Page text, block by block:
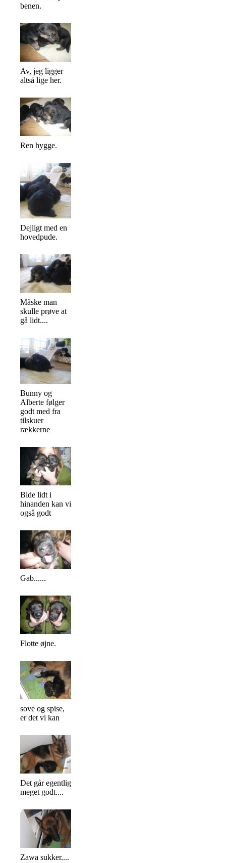
benen.
Av, jeg ligger
altså lige her.
Ren hygge.
Dejligt med en
hovedpude.
Måske man
skulle prøve at
gå lidt....
Bunny og
Alberte følger
godt med fra
tilskuer
rækkerne
Bide lidt i
hinanden kan vi
også godt
Gab......
Flotte øjne.
sove og spise,
er det vi kan
Det går egentlig
meget godt....
Zawa sukker....